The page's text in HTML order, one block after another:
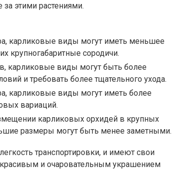
этими растениями.
карликовые виды могут иметь меньшее
крупногабаритные сородичи.
карликовые виды могут быть более
и требовать более тщательного ухода.
карликовые виды могут иметь более
вариаций.
карликовых орхидей в крупных
размеры могут быть менее заметными.
транспортировки, и имеют свои
и очаровательным украшением